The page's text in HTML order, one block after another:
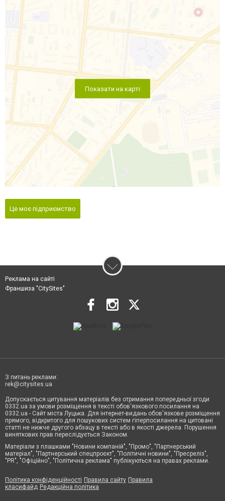
Показати на карті
Це моє підприємство
Реклама на сайті
Франшиза "CitySites"
З питань реклами:
rek@citysites.ua
Допускається цитування матеріалів без отримання попередньої згоди
0332.ua за умови розміщення в тексті обов'язкового посилання на
0332.ua - Сайт міста Луцька. Для інтернет-видань обов'язкове розміщення
прямого, відкритого для пошукових систем гіперпосилання на цитовані
статті не нижче другого абзацу в тексті або в якості джерела. Порушення
виняткових прав переслідується Законом.
Матеріали з плашками "Новини компаній", "Промо", "Партнерський
матеріал", "Партнерський спецпроєкт", "Політичні новини", "Пресреліз",
"PR", "Офіційно", "Політична реклама" публікуються на правах реклами.
Політика конфіденційності Правила сайту Правила
класифайд Редакційна політика